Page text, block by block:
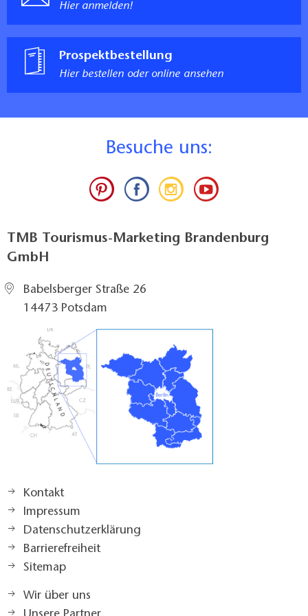
Hier anmelden!
Prospektbestellung
Hier bestellen oder online ansehen
Besuche uns:
TMB Tourismus-Marketing Brandenburg
GmbH
Babelsberger Straße 26
14473 Potsdam
Kontakt
Impressum
Datenschutzerklärung
Barrierefreiheit
Sitemap
Wir über uns